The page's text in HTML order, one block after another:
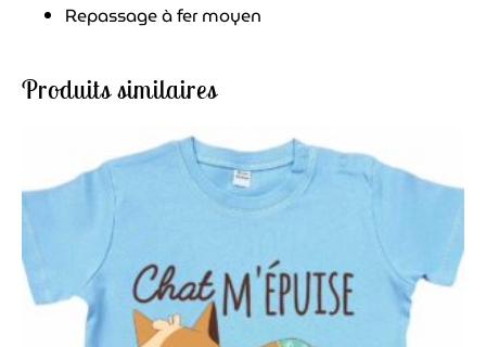
Repassage à fer moyen
Produits similaires